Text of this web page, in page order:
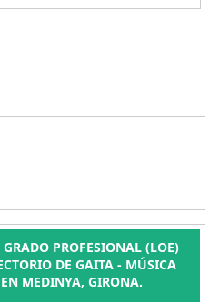
PROFESIONAL (LOE)
DE GAITA - MÚSICA
MEDINYA, GIRONA.